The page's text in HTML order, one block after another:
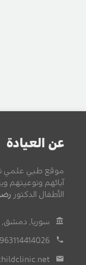
عن العيادة
موقع طبي علمي
آبائهم وتوعيتهم
الأطفال الدكتور
سوريا, دمشق,